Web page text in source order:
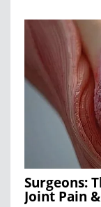
Surgeons:
Joint Pain